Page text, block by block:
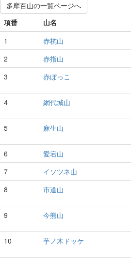
多摩百山の一覧ページへ
項番
山名
1
赤杭山
2
赤指山
3
赤ぼっこ
4 網代城山
5 麻生山
6 愛宕山
7
イソツネ山
8
市道山
9 今熊山
10 芋ノ木ドッケ